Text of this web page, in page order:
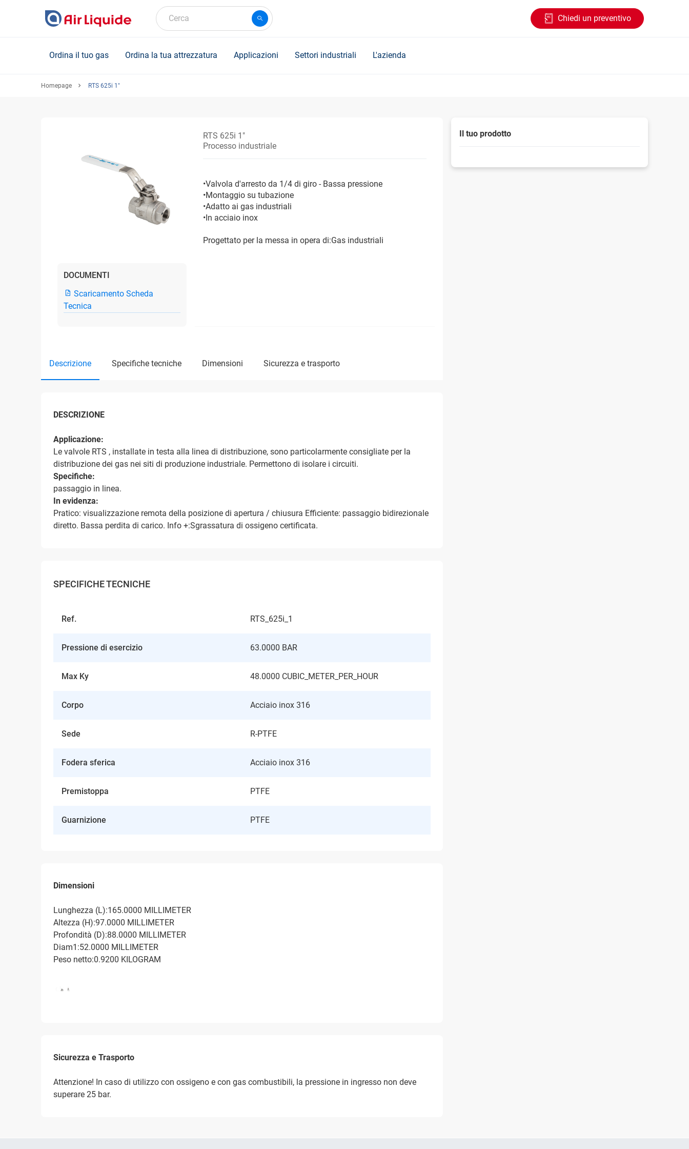
Cerca Chiedi un preventivo
Ordina il tuo gas Ordina la tua attrezzatura Applicazioni Settori industriali L'azienda
Homepage RTS 625i 1"
DOCUMENTI
Scaricamento Scheda
Tecnica
RTS 625i 1"
Processo industriale
•Valvola d'arresto da 1/4 di giro - Bassa pressione
•Montaggio su tubazione
•Adatto ai gas industriali
•In acciaio inox
Progettato per la messa in opera di:Gas industriali
descrizione specifiche tecniche dimensioni sicurezza e trasporto
DESCRIZIONE
Applicazione:
Le valvole RTS , installate in testa alla linea di distribuzione, sono particolarmente consigliate per la
distribuzione dei gas nei siti di produzione industriale. Permettono di isolare i circuiti.
Specifiche:
passaggio in linea.
In evidenza:
Pratico: visualizzazione remota della posizione di apertura / chiusura Efficiente: passaggio bidirezionale
diretto. Bassa perdita di carico. Info +:Sgrassatura di ossigeno certificata.
SPECIFICHE TECNICHE
Ref. RTS_625i_1
Pressione di esercizio 63.0000 BAR
Max Ky 48.0000 CUBIC_METER_PER_HOUR
Corpo Acciaio inox 316
Sede R-PTFE
Fodera sferica Acciaio inox 316
Premistoppa PTFE
Guarnizione PTFE
Dimensioni
Lunghezza (L):165.0000 MILLIMETER
Altezza (H):97.0000 MILLIMETER
Profondità (D):88.0000 MILLIMETER
Diam1:52.0000 MILLIMETER
Peso netto:0.9200 KILOGRAM
Sicurezza e Trasporto
Attenzione! In caso di utilizzo con ossigeno e con gas combustibili, la pressione in ingresso non deve
superare 25 bar.
Il tuo prodotto